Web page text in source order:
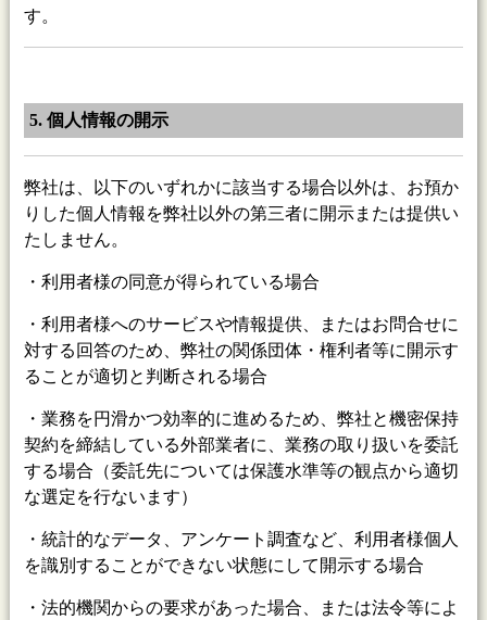
す。
5. 個人情報の開示
弊社は、以下のいずれかに該当する場合以外は、お預か
りした個人情報を弊社以外の第三者に開示または提供い
たしません。
・利用者様の同意が得られている場合
・利用者様へのサービスや情報提供、またはお問合せに
対する回答のため、弊社の関係団体・権利者等に開示す
ることが適切と判断される場合
・業務を円滑かつ効率的に進めるため、弊社と機密保持
契約を締結している外部業者に、業務の取り扱いを委託
する場合（委託先については保護水準等の観点から適切
な選定を行ないます）
・統計的なデータ、アンケート調査など、利用者様個人
を識別することができない状態にして開示する場合
・法的機関からの要求があった場合、または法令等によ